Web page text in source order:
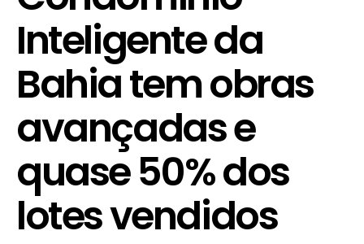
Inteligente da
Bahia tem obras
avançadas e
quase 50% dos
lotes vendidos